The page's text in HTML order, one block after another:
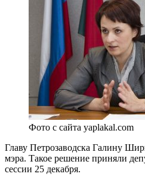
Фото с сайта yaplakal.com
Главу Петрозаводска Галину
мэра. Такое решение приняли
сессии 25 декабря.